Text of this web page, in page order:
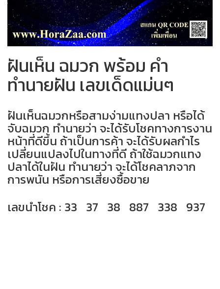
ฝันเห็น ฉมวก พร้อม คำ
ทำนายฝัน เลขเด็ดแม่นๆ
ฝันเห็นฉมวกหรือสามง่ามแทงปลา หรือได้
จับฉมวก ทำนายว่า จะได้รับโชคทางการงาน
หน้าที่ดีขึ้น ถ้าเป็นการค้า จะได้รับผลกำไร
เปลี่ยนแปลงไปในทางที่ดี ถ้าใช้ฉมวกแทง
ปลาได้ในฝัน ทำนายว่า จะได้โชคลาภจาก
การพนัน หรือการเสี่ยงซื้อขาย
เลขนำโชค : 33 37 38 887 338 937